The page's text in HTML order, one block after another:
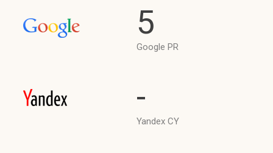
5
Google PR
-
Yandex CY